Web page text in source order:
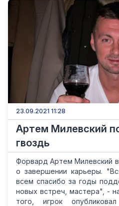
23.09.2021 11:28
Артем Милевский
гвоздь
Форвард Артем Милевский
о завершении карьеры.
всем спасибо за годы
новых встреч, мастера", -
того, игрок